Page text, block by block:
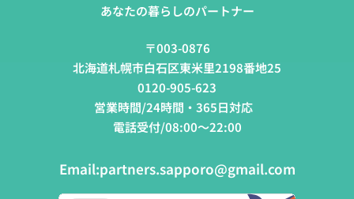
あなたの暮らしのパートナー
〒003-0876
北海道札幌市白石区東米里2198番地25
0120-905-623
営業時間/24時間・365日対応
電話受付/08:00～22:00
Email:partners.sapporo@gmail.com